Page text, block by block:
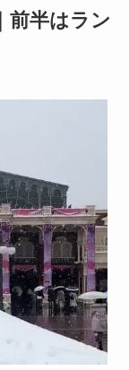
前半はラン